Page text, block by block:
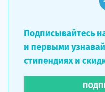
Подписывайтесь
и первыми
стипендиях и